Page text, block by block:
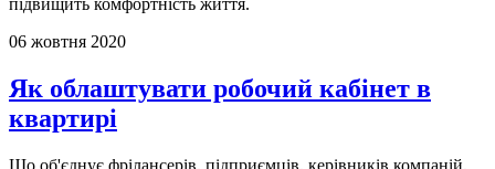
06 жовтня 2020
Як облаштувати робочий кабінет в
квартирі
Що об'єднує фрілансерів, підприємців, керівників компаній,